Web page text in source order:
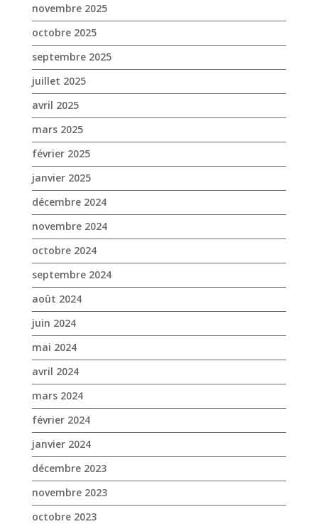
novembre 2025
octobre 2025
septembre 2025
juillet 2025
avril 2025
mars 2025
février 2025
janvier 2025
décembre 2024
novembre 2024
octobre 2024
septembre 2024
août 2024
juin 2024
mai 2024
avril 2024
mars 2024
février 2024
janvier 2024
décembre 2023
novembre 2023
octobre 2023